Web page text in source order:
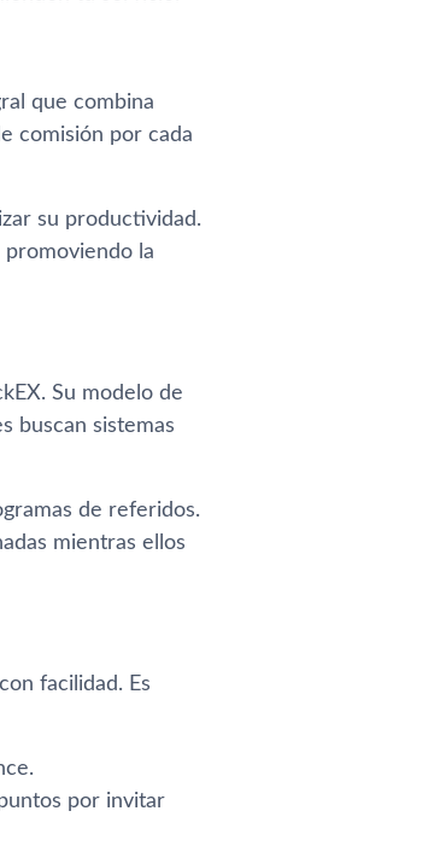
que combina
comisión por cada
su productividad.
promoviendo la
Su modelo de
buscan sistemas
de referidos.
mientras ellos
facilidad. Es
por invitar